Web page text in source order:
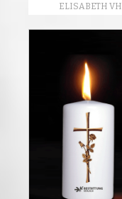
ELISABETH VH